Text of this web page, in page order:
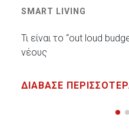
SMART LIVING
Τι είναι το “out loud
νέους
ΔΙΑΒΑΣΕ